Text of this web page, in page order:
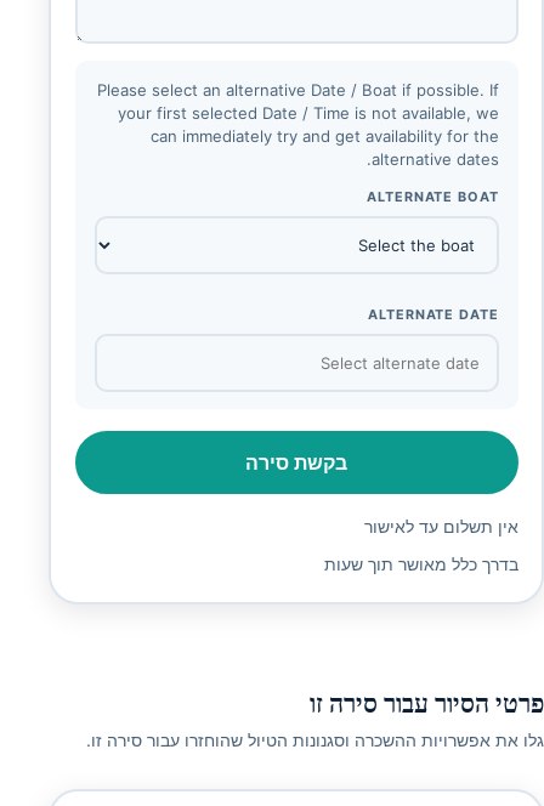
Please select an alternative Date / Boat if possible. If
your first selected Date / Time is not available, we
can immediately try and get availability for the
alternative dates.
ALTERNATE BOAT
ALTERNATE DATE
בקשת סירה
אין תשלום עד לאישור
בדרך כלל מאושר תוך שעות
פרטי הסיור עבור סירה זו
גלו את אפשרויות ההשכרה וסגנונות הטיול שהוחזרו עבור סירה זו.